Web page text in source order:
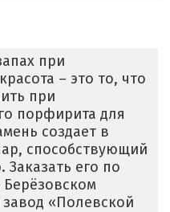
при
– это то, что
при
порфирита для
создает в
способствующий
его по
завод «Полевской